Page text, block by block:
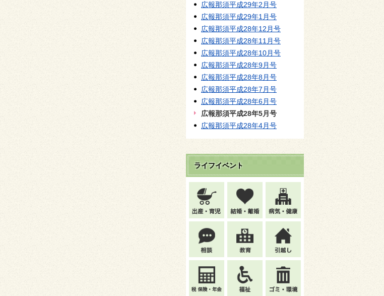
広報那須平成29年2月号
広報那須平成29年1月号
広報那須平成28年12月号
広報那須平成28年11月号
広報那須平成28年10月号
広報那須平成28年9月号
広報那須平成28年8月号
広報那須平成28年7月号
広報那須平成28年6月号
広報那須平成28年5月号
広報那須平成28年4月号
ライフイベント